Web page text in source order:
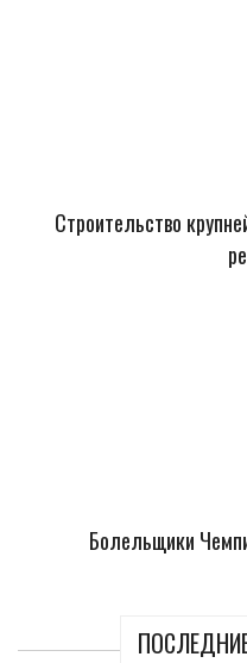
Строительство
Болельщики